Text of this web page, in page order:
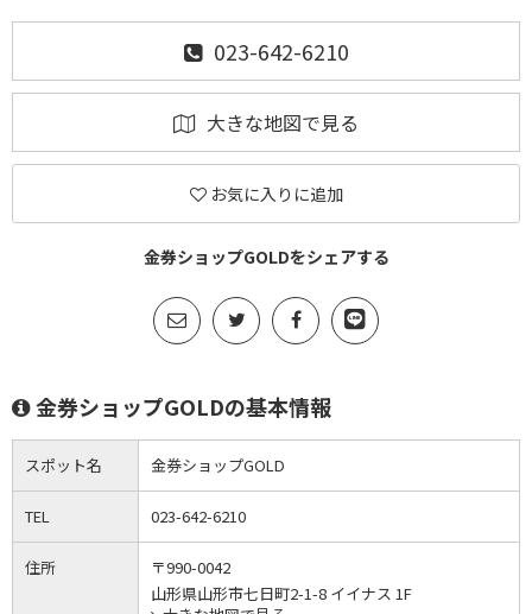
023-642-6210
大きな地図で見る
お気に入りに追加
金券ショップGOLDをシェアする
金券ショップGOLDの基本情報
スポット名 金券ショップGOLD
TEL 023-642-6210
住所
〒990-0042
山形県山形市七日町2-1-8 イイナス 1F